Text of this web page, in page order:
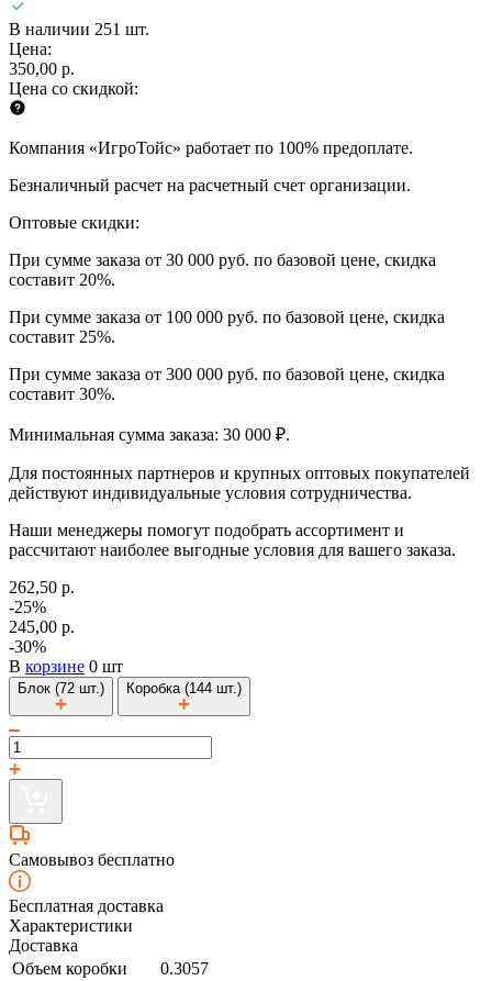
В наличии 251 шт.
Цена:
350,00 р.
Цена со скидкой:
Компания «ИгроТойс» работает по 100% предоплате.
Безналичный расчет на расчетный счет организации.
Оптовые скидки:
При сумме заказа от 30 000 руб. по базовой цене, скидка
составит 20%.
При сумме заказа от 100 000 руб. по базовой цене, скидка
составит 25%.
При сумме заказа от 300 000 руб. по базовой цене, скидка
составит 30%.
Минимальная сумма заказа: 30 000 ₽.
Для постоянных партнеров и крупных оптовых покупателей
действуют индивидуальные условия сотрудничества.
Наши менеджеры помогут подобрать ассортимент и
рассчитают наиболее выгодные условия для вашего заказа.
262,50 р.
-25%
245,00 р.
-30%
В корзине 0 шт
Блок (72 шт.) Коробка (144 шт.)
Самовывоз бесплатно
Бесплатная доставка
Характеристики
Доставка
Объем коробки
0.3057